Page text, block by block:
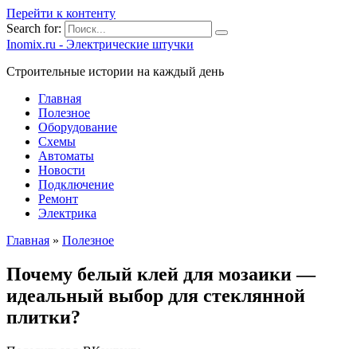
Перейти к контенту
Search for:
Inomix.ru - Электрические штучки
Cтроительные истории на каждый день
Главная
Полезное
Оборудование
Схемы
Автоматы
Новости
Подключение
Ремонт
Электрика
Главная » Полезное
Почему белый клей для мозаики —
идеальный выбор для стеклянной
плитки?